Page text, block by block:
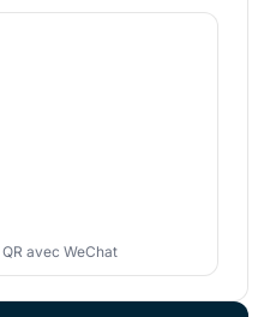
avec WeChat